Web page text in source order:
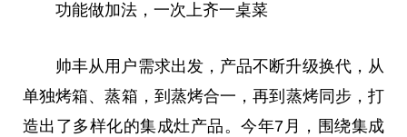
功能做加法，一次上齐一桌菜
帅丰从用户需求出发，产品不断升级换代，从
单独烤箱、蒸箱，到蒸烤合一，再到蒸烤同步，打
造出了多样化的集成灶产品。今年7月，围绕集成